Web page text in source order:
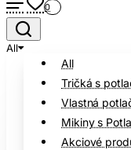
0
All
All
Tričká s
Vlastná
Mikiny s
Akciové